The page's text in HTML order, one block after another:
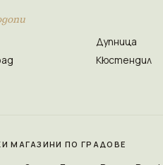
Дупница
Кюстендил
МАГАЗИНИ ПО ГРАДОВЕ